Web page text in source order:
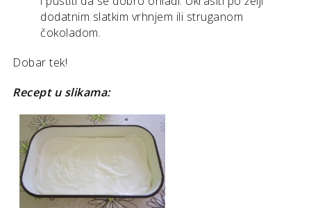
dodatnim slatkim vrhnjem ili struganom
čokoladom.
Dobar tek!
Recept u slikama: